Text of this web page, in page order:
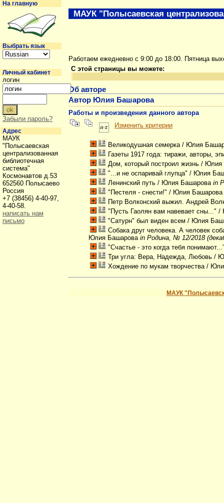
Работаем ежедневно с 9:00 до 18:00. Пятница
С этой страницы вы можете:
Об авторе
Автор Юлия Башарова
Работы и произведения данного автора
Изменить критерии
Великодушная семерка/ Юлия
Газеты 1917 года: тиражи, авторы,
Дом, который построил жизнь / Юлия
"...и не оспаривай глупца" / Юлия
Ленинский путь / Юлия Башароваin
"Пестеля - снести!" / Юлия
Петр Волконский выжил. Андрей
"Пусть Гаолян вам навевает сны..." /
"Сатурн" был виден всем / Юлия
Собака друг человека. А человек
Юлия Башароваin Родина, № 12/2018
"Счастье - это когда тебя
Три угла: Вера, Надежда, Любовь /
Хождение по мукам творчества/
МАУК
МАУК "Полысаевская
На главную
Выбрать язык
Личный кабинет
логин
Забыли пароль?
Адрес
МАУК
"Полысаевская
централизованная
библиотечная
система"
Космонавтов д.53
652560 Полысаево
Россия
+7 (38456) 4-40-97,
4-40-58.
написать нам
письмо